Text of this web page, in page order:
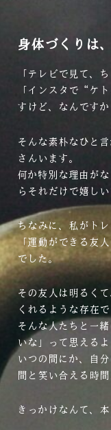
身体づくりは
「テレビで見て、
「インスタで“ケ
すけど、なんですか
そんな素朴なひと
さんいます。
何か特別な理由が
らそれだけで嬉しい
ちなみに、私がト
「運動ができる友
でした。
その友人は明るく
くれるような存在で
そんな人たちと一
いな」って思えるよ
いつの間にか、自
間と笑い合える時
きっかけなんて、